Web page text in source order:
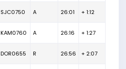
SJC0750 A 26:01 + 1:12
KAM0760 A 26:16 + 1:27
DOR0655 R 26:56 + 2:07